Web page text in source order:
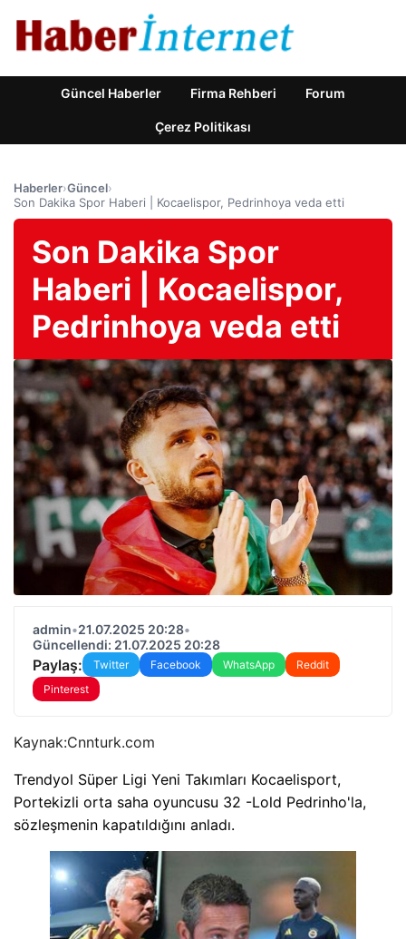
Güncel Haberler Firma Rehberi Forum
Çerez Politikası
Haberler›Güncel›
Son Dakika Spor Haberi | Kocaelispor, Pedrinhoya veda etti
Son Dakika Spor
Haberi | Kocaelispor,
Pedrinhoya veda etti
admin•21.07.2025 20:28•
Güncellendi: 21.07.2025 20:28
Paylaş: Twitter Facebook WhatsApp
Reddit
Pinterest
Kaynak:Cnnturk.com
Trendyol Süper Ligi Yeni Takımları Kocaelisport,
Portekizli orta saha oyuncusu 32 -Lold Pedrinho'la,
sözleşmenin kapatıldığını anladı.